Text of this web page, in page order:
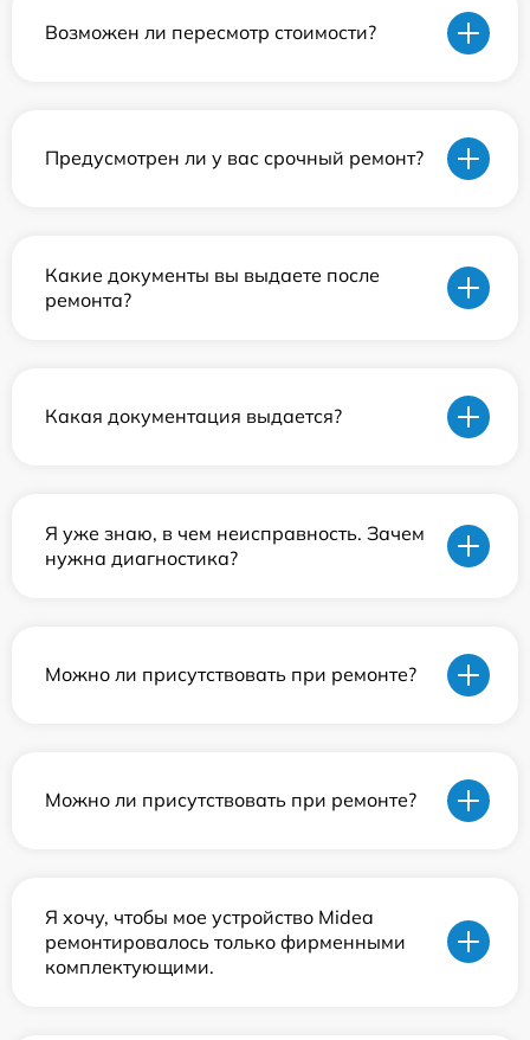
Возможен ли пересмотр стоимости?
Предусмотрен ли у вас срочный ремонт?
Какие документы вы выдаете после
ремонта?
Какая документация выдается?
Я уже знаю, в чем неисправность. Зачем
нужна диагностика?
Можно ли присутствовать при ремонте?
Можно ли присутствовать при ремонте?
Я хочу, чтобы мое устройство Midea
ремонтировалось только фирменными
комплектующими.